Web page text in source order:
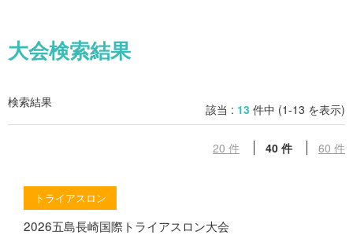
大会検索結果
検索結果 該当 : 13 件中 (1-13 を表示)
20 件 40 件 60 件
トライアスロン
2026五島長崎国際トライアスロン大会